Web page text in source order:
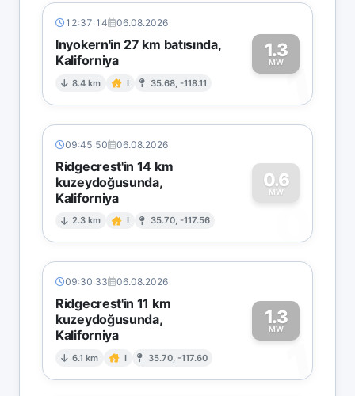
12:37:14 06.08.2026
Inyokern'in 27 km batısında,
Kaliforniya
8.4 km I 35.68, -118.11
1.3
MW1
09:45:50 06.08.2026
Ridgecrest'in 14 km
kuzeydoğusunda,
Kaliforniya
2.3 km I 35.70, -117.56
0.6
MW
0
09:30:33 06.08.2026
Ridgecrest'in 11 km
kuzeydoğusunda,
Kaliforniya
6.1 km I 35.70, -117.60
1.3
MW
1